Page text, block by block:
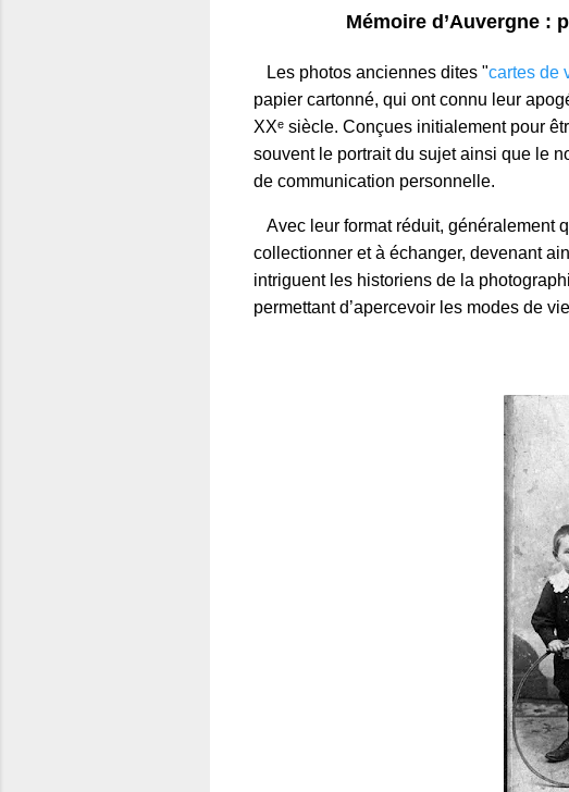
Mémoire d’Auvergne :
Les photos anciennes dites "cartes de
papier cartonné, qui ont connu leur
XXᵉ siècle. Conçues initialement pour
souvent le portrait du sujet ainsi que le
de communication personnelle.
Avec leur format réduit, généralement
collectionner et à échanger, devenant
intriguent les historiens de la
permettant d’apercevoir les modes de